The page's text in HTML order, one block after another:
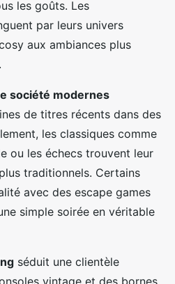
les goûts. Les
par leurs univers
aux ambiances plus
société modernes
de titres récents dans des
les classiques comme
ou les échecs trouvent leur
traditionnels. Certains
avec des escape games
simple soirée en véritable
séduit une clientèle